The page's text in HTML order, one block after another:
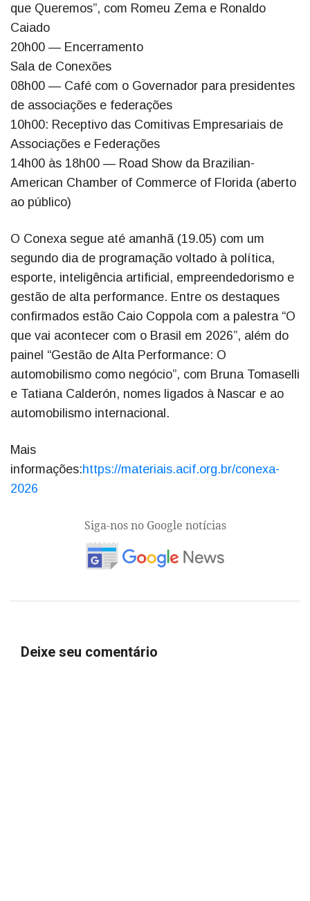
que Queremos”, com Romeu Zema e Ronaldo
Caiado
20h00 — Encerramento
Sala de Conexões
08h00 — Café com o Governador para presidentes
de associações e federações
10h00: Receptivo das Comitivas Empresariais de
Associações e Federações
14h00 às 18h00 — Road Show da Brazilian-
American Chamber of Commerce of Florida (aberto
ao público)
O Conexa segue até amanhã (19.05) com um
segundo dia de programação voltado à política,
esporte, inteligência artificial, empreendedorismo e
gestão de alta performance. Entre os destaques
confirmados estão Caio Coppola com a palestra “O
que vai acontecer com o Brasil em 2026”, além do
painel “Gestão de Alta Performance: O
automobilismo como negócio”, com Bruna Tomaselli
e Tatiana Calderón, nomes ligados à Nascar e ao
automobilismo internacional.
Mais
informações:https://materiais.acif.org.br/conexa-
2026
Siga-nos no Google notícias
Deixe seu comentário